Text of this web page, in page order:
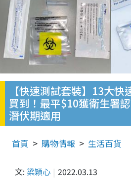
【快速測試套裝】13大
買到！最平$10獲衛生署
潛伏期適用
首頁 購物情報 生活百貨
文: 梁穎心 2022.03.13